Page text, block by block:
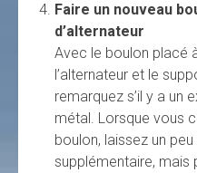
Faire un nouveau
d’alternateur
Avec le boulon placé
l’alternateur et le
remarquez s’il y a un
métal. Lorsque vous
boulon, laissez un
supplémentaire, mais